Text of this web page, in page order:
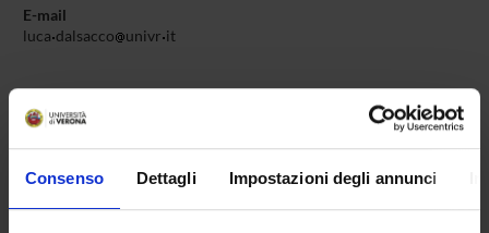
Consenso Dettagli Impostazioni degli annunci
E-mail
luca dalsacco univr it